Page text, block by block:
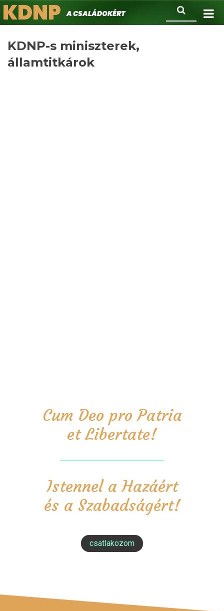
Ugrás
a
Keresés
KDNPA családokért.
KDNP-s miniszterek,
államtitkárok
Cum Deo pro Patria
et Libertate!
Istennel a Hazáért
és a Szabadságért!
csatlakozom